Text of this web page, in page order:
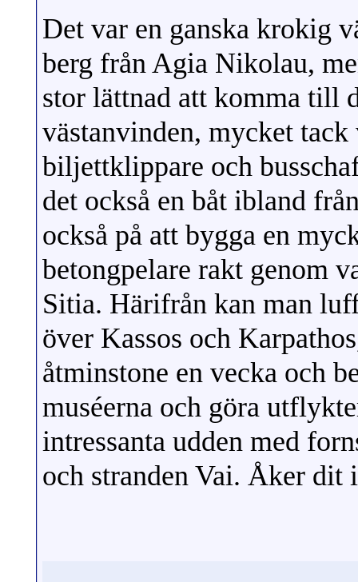
Det var en ganska krokig
berg från Agia Nikolau,
stor lättnad att komma till
västanvinden, mycket tack
biljettklippare och
det också en båt ibland
också på att bygga en
betongpelare rakt genom
Sitia. Härifrån kan man
över Kassos och
åtminstone en vecka och
muséerna och göra
intressanta udden med
och stranden Vai. Åker